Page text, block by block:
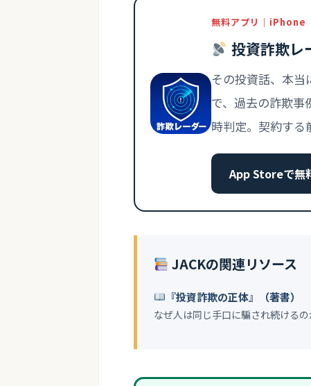
無料アプリ｜iPhone
投資詐欺レ
その投資話、本当
で、過去の詐欺事
時判定。契約する
App Storeで無
JACKの関連リソース
『投資詐欺の正体』（著書）
なぜ人は同じ手口に騙され続けるの